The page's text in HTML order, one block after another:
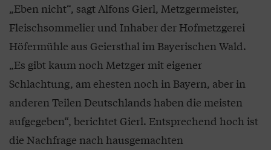
„Eben nicht“, sagt Alfons Gierl, Metzgermeister,
Fleischsommelier und Inhaber der Hofmetzgerei
Höfermühle aus Geiersthal im Bayerischen Wald.
„Es gibt kaum noch Metzger mit eigener
Schlachtung, am ehesten noch in Bayern, aber in
anderen Teilen Deutschlands haben die meisten
aufgegeben“, berichtet Gierl. Entsprechend hoch ist
die Nachfrage nach hausgemachten